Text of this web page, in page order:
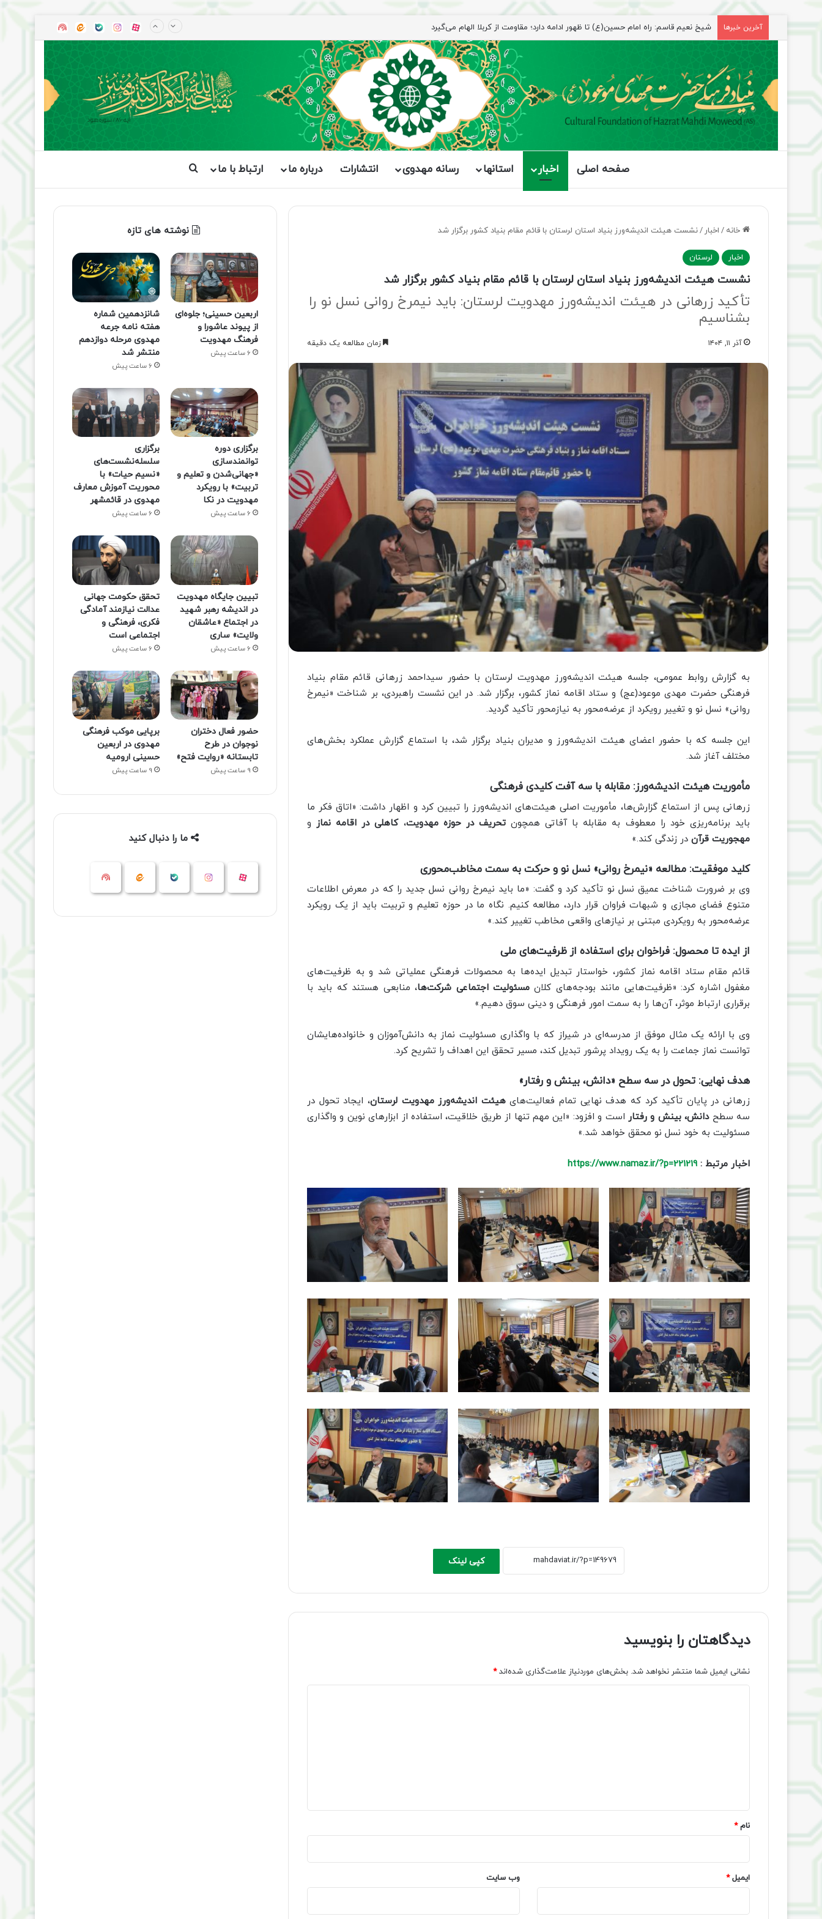
آخرین خبرها راهپیمایی اربعین، رزمایش منتظران ظهور آپاراتاینستاگرام
بله ایتا
صفحه اصلی اخبار استانها رسانه مهدوی انتشارات درباره ما ارتباط با ما جستجو برای
خانه / اخبار /نشست هیئت اندیشه‌ورز بنیاد استان لرستان با قائم مقام بنیاد کشور برگزار شد
اخبار لرستان
نشست هیئت اندیشه‌ورز بنیاد استان لرستان با قائم مقام بنیاد کشور برگزار شد
تأکید زرهانی در هیئت اندیشه‌ورز مهدویت لرستان: باید نیمرخ روانی نسل نو را
بشناسیم
آذر ۱۱, ۱۴۰۴ زمان مطالعه یک دقیقه
به گزارش روابط عمومی، جلسه هیئت اندیشه‌ورز مهدویت لرستان با حضور سیداحمد زرهانی قائم مقام بنیاد
فرهنگی حضرت مهدی موعود(عج) و ستاد اقامه نماز کشور، برگزار شد. در این نشست راهبردی، بر شناخت «نیمرخ
روانی» نسل نو و تغییر رویکرد از عرضه‌محور به نیازمحور تأکید گردید.
این جلسه که با حضور اعضای هیئت اندیشه‌ورز و مدیران بنیاد برگزار شد، با استماع گزارش عملکرد بخش‌های
مختلف آغاز شد.
مأموریت هیئت اندیشه‌ورز: مقابله با سه آفت کلیدی فرهنگی
زرهانی پس از استماع گزارش‌ها، مأموریت اصلی هیئت‌های اندیشه‌ورز را تبیین کرد و اظهار داشت: «اتاق فکر ما
باید برنامه‌ریزی خود را معطوف به مقابله با آفاتی همچونتحریف در حوزه مهدویت،کاهلی در اقامه نماز و
مهجوریت قرآن در زندگی کند.»
کلید موفقیت: مطالعه «نیمرخ روانی» نسل نو و حرکت به سمت مخاطب‌محوری
وی بر ضرورت شناخت عمیق نسل نو تأکید کرد و گفت: «ما باید نیمرخ روانی نسل جدید را که در معرض اطلاعات
متنوع فضای مجازی و شبهات فراوان قرار دارد، مطالعه کنیم. نگاه ما در حوزه تعلیم و تربیت باید از یک رویکرد
عرضه‌محور به رویکردی مبتنی بر نیازهای واقعی مخاطب تغییر کند.»
از ایده تا محصول: فراخوان برای استفاده از ظرفیت‌های ملی
قائم مقام ستاد اقامه نماز کشور، خواستار تبدیل ایده‌ها به محصولات فرهنگی عملیاتی شد و به ظرفیت‌های
مغفول اشاره کرد: «ظرفیت‌هایی مانند بودجه‌های کلان مسئولیت اجتماعی شرکت‌ها، منابعی هستند که باید با
برقراری ارتباط موثر، آن‌ها را به سمت امور فرهنگی و دینی سوق دهیم.»
وی با ارائه یک مثال موفق از مدرسه‌ای در شیراز که با واگذاری مسئولیت نماز به دانش‌آموزان و خانواده‌هایشان
توانست نماز جماعت را به یک رویداد پرشور تبدیل کند، مسیر تحقق این اهداف را تشریح کرد.
هدف نهایی: تحول در سه سطح «دانش، بینش و رفتار»
زرهانی در پایان تأکید کرد که هدف نهایی تمام فعالیت‌هایهیئت اندیشه‌ورز مهدویت لرستان، ایجاد تحول در
سه سطحدانش، بینش و رفتار است و افزود: «این مهم تنها از طریق خلاقیت، استفاده از ابزارهای نوین و واگذاری
مسئولیت به خود نسل نو محقق خواهد شد.»
اخبار مرتبط : https://www.namaz.ir/?p=221219
کپی لینک
دیدگاهتان را بنویسید
نشانی ایمیل شما منتشر نخواهد شد. بخش‌های موردنیاز علامت‌گذاری شده‌اند*
نام*
ایمیل* وب‌ سایت
نوشته های تازه
اربعین حسینی؛ جلوه‌ای
از پیوند عاشورا و
فرهنگ مهدویت
6 ساعت پیش
شانزدهمین شماره
هفته‌ نامه جرعه
مهدوی مرحله دوازدهم
منتشر شد
6 ساعت پیش
برگزاری دوره
توانمندسازی
«جهانی‌شدن و تعلیم و
تربیت» با رویکرد
مهدویت در نکا
6 ساعت پیش
برگزاری
سلسله‌نشست‌های
«نسیم حیات» با
محوریت آموزش معارف
مهدوی در قائمشهر
6 ساعت پیش
تبیین جایگاه مهدویت
در اندیشه رهبر شهید
در اجتماع «عاشقان
ولایت» ساری
6 ساعت پیش
تحقق حکومت جهانی
عدالت نیازمند آمادگی
فکری، فرهنگی و
اجتماعی است
6 ساعت پیش
حضور فعال دختران
نوجوان در طرح
تابستانه «روایت فتح»
9 ساعت پیش
برپایی موکب فرهنگی
مهدوی در اربعین
حسینی ارومیه
9 ساعت پیش
ما را دنبال کنید
آپارات اینستاگرام ایتا